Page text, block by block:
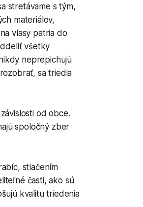
stretávame s tým,
materiálov,
vlasy patria do
všetky
neprepichujú
sa triedia
od obce.
spoločný zber
stlačením
časti, ako sú
kvalitu triedenia